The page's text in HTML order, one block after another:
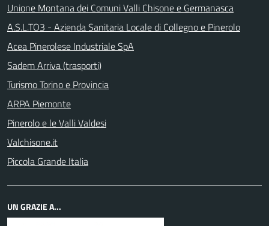
Unione Montana dei Comuni Valli Chisone e Germanasca
A.S.L.TO3 - Azienda Sanitaria Locale di Collegno e Pinerolo
Acea Pinerolese Industriale SpA
Sadem Arriva (trasporti)
Turismo Torino e Provincia
ARPA Piemonte
Pinerolo e le Valli Valdesi
Valchisone.it
Piccola Grande Italia
UN GRAZIE A...